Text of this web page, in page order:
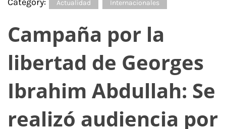
Actualidad Internacionales
Campaña por la
libertad de Georges
Ibrahim Abdullah: Se
realizó audiencia por